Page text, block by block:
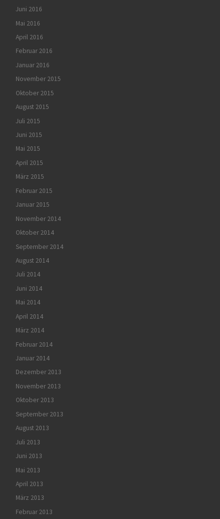
Juni 2016
Mai 2016
April 2016
Februar 2016
Januar 2016
November 2015
Oktober 2015
August 2015
Juli 2015
Juni 2015
Mai 2015
April 2015
März 2015
Februar 2015
Januar 2015
November 2014
Oktober 2014
September 2014
August 2014
Juli 2014
Juni 2014
Mai 2014
April 2014
März 2014
Februar 2014
Januar 2014
Dezember 2013
November 2013
Oktober 2013
September 2013
August 2013
Juli 2013
Juni 2013
Mai 2013
April 2013
März 2013
Februar 2013